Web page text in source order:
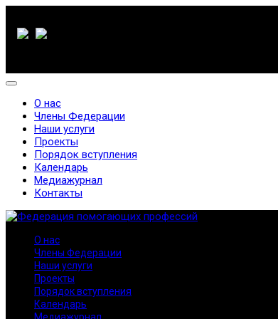
О нас
Члены Федерации
Наши услуги
Проекты
Порядок вступления
Календарь
Медиажурнал
Контакты
О нас
Члены Федерации
Наши услуги
Проекты
Порядок вступления
Календарь